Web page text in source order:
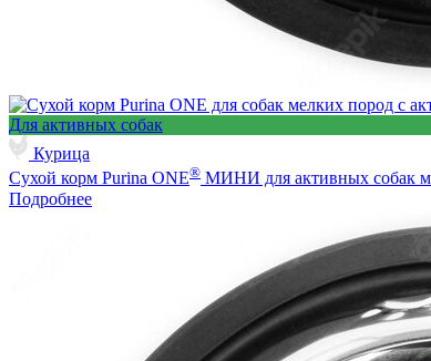
Для активных собак
Курица
Сухой корм Purina ONE® МИНИ для активных собак
Подробнее